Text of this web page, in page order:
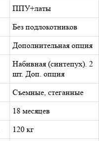
ППУ+латы
Без подлокотников
Дополнительная опция
Набивная (синтепух). 2
шт. Доп. опция
Съемные, стеганные
18 месяцев
120 кг